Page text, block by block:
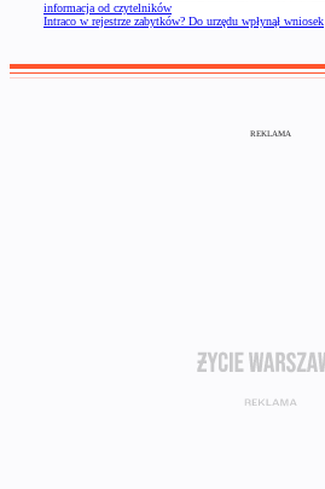
informacja od czytelników
Intraco w rejestrze zabytków? Do urzędu wpłynął wniosek
REKLAMA